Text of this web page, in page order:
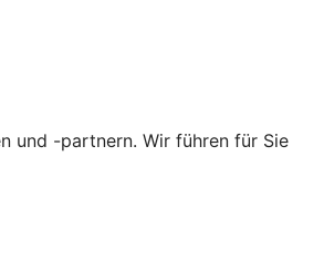
und -partnern. Wir führen für Sie